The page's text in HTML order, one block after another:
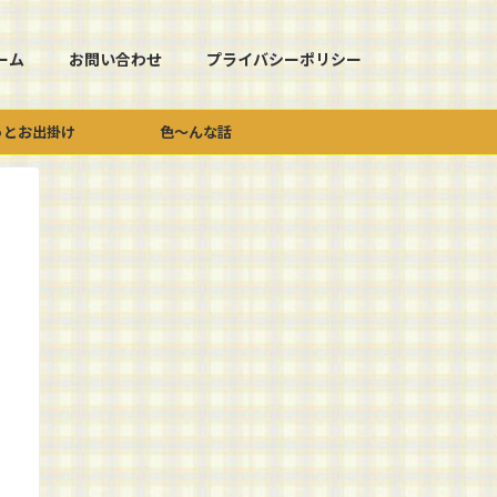
ム お問い合わせ プライバシーポリシー
お出掛け 色～んな話